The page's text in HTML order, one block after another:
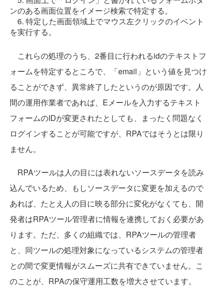
ンのある画面位置をイメージ検索で特定する。
6. 特定した画面領域上でマウス左クリックのイベント
を実行する。
これらの処理のうち、2番目に行われるidのテキストフ
ォームを特定するところで、「email」という値を見つけ
ることができず、異常終了したというのが原因です。人
間の運用作業者であれば、Eメールを入力するテキスト
フォームのIDが変更されたとしても、まったく問題なく
ログインすることが可能ですが、RPAではそうとは限り
ません。
RPAツールは人の目には表れないソースデータを読み
込んでいるため、もしソースデータに変更を加えるので
あれば、たとえ人の目に映る部分に変化がなくても、開
発者はRPAツール管理者に情報を連携しておく必要があ
ります。ただ、多くの組織では、RPAツールの管理者
と、同ツールの処理対象になっているシステムの管理者
との間で変更情報がスムーズに共有できていません。こ
のことが、RPAの保守運用工数を増大させています。